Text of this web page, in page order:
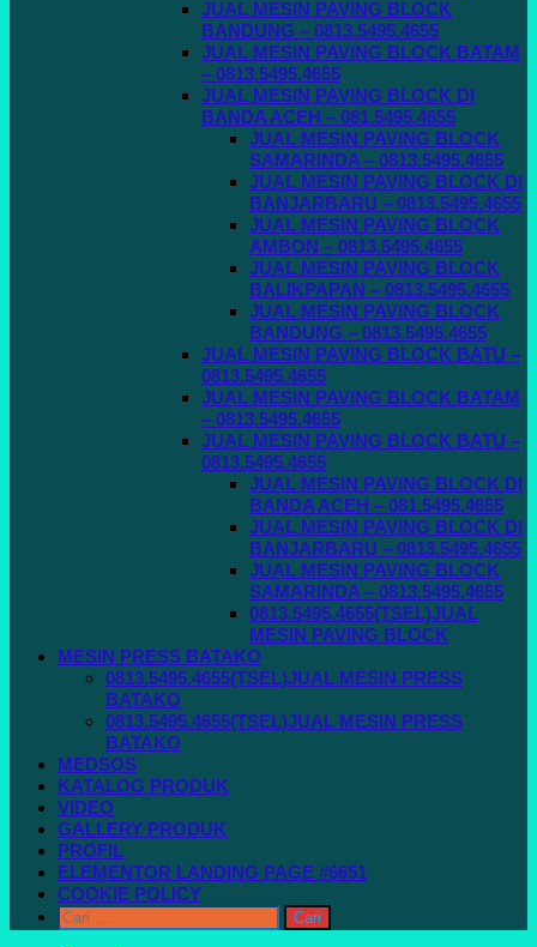
JUAL MESIN PAVING BLOCK
BANDUNG – 0813.5495.4655
JUAL MESIN PAVING BLOCK BATAM
– 0813.5495.4655
JUAL MESIN PAVING BLOCK DI
BANDA ACEH – 081.5495.4655
JUAL MESIN PAVING BLOCK
SAMARINDA – 0813.5495.4655
JUAL MESIN PAVING BLOCK DI
BANJARBARU – 0813.5495.4655
JUAL MESIN PAVING BLOCK
AMBON – 0813.5495.4655
JUAL MESIN PAVING BLOCK
BALIKPAPAN – 0813.5495.4655
JUAL MESIN PAVING BLOCK
BANDUNG – 0813.5495.4655
JUAL MESIN PAVING BLOCK BATU –
0813.5495.4655
JUAL MESIN PAVING BLOCK BATAM
– 0813.5495.4655
JUAL MESIN PAVING BLOCK BATU –
0813.5495.4655
JUAL MESIN PAVING BLOCK DI
BANDA ACEH – 081.5495.4655
JUAL MESIN PAVING BLOCK DI
BANJARBARU – 0813.5495.4655
JUAL MESIN PAVING BLOCK
SAMARINDA – 0813.5495.4655
0813.5495.4655(TSEL)JUAL
MESIN PAVING BLOCK
MESIN PRESS BATAKO
0813.5495.4655(TSEL)JUAL MESIN PRESS
BATAKO
0813.5495.4655(TSEL)JUAL MESIN PRESS
BATAKO
MEDSOS
KATALOG PRODUK
VIDEO
GALLERY PRODUK
PROFIL
ELEMENTOR LANDING PAGE #6651
COOKIE POLICY
Cari
untuk: